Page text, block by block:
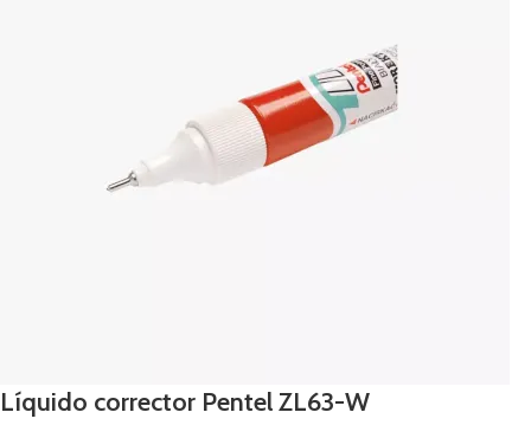
Líquido corrector Pentel ZL63-W